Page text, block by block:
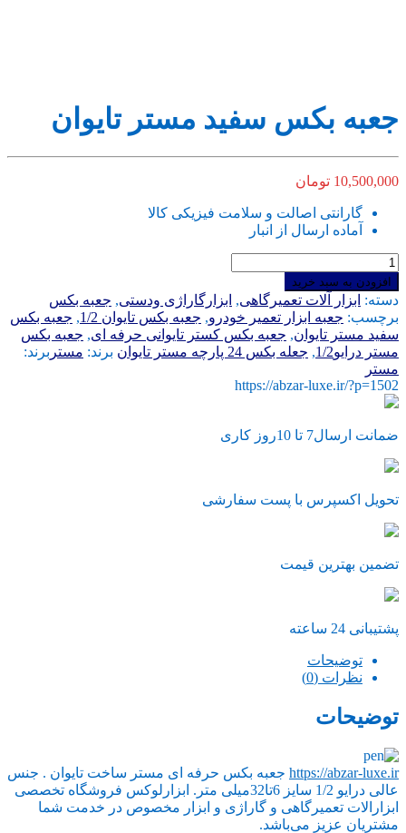
جعبه بکس سفید مستر تایوان
10,500,000 تومان
گارانتی اصالت و سلامت فیزیکی کالا
آماده ارسال از انبار
جعبه
بکس
سفید
مستر
تایوان
افزودن به سبد خرید
دسته: ابزار آلات تعمیرگاهی, ابزارگاراژی ودستی, جعبه بکس
برچسب: جعبه ابزار تعمیر خودرو, جعبه بکس تایوان 1/2 , جعبه بکس
سفید مستر تایوان, جعبه بکس کستر تایوانی حرفه ای, جعبه بکس
مستر درایو1/2
, جعله بکس 24 پارچه مستر تایوان برند: مستر برند:
مستر
https://abzar-luxe.ir/?p=1502
ضمانت ارسال7 تا 10روز کاری
تحویل اکسپرس با پست سفارشی
تضمین بهترین قیمت
پشتیبانی 24 ساعته
توضیحات
نظرات (0)
توضیحات
https://abzar-luxe.ir جعبه بکس حرفه ای مستر ساخت تایوان . جنس
عالی درایو 1/2 سایز 6تا32میلی متر. ابزارلوکس فروشگاه تخصصی
ابزارالات تعمیرگاهی و گاراژی و ابزار مخصوص در خدمت شما
مشتریان عزیز می‌باشد.